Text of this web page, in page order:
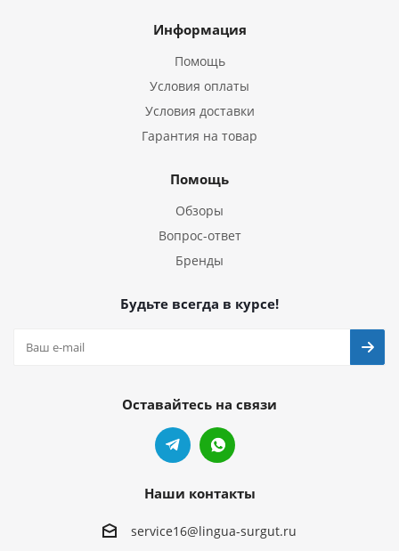
Информация
Помощь
Условия оплаты
Условия доставки
Гарантия на товар
Помощь
Обзоры
Вопрос-ответ
Бренды
Будьте всегда в курсе!
Оставайтесь на связи
Наши контакты
service16@lingua-surgut.ru